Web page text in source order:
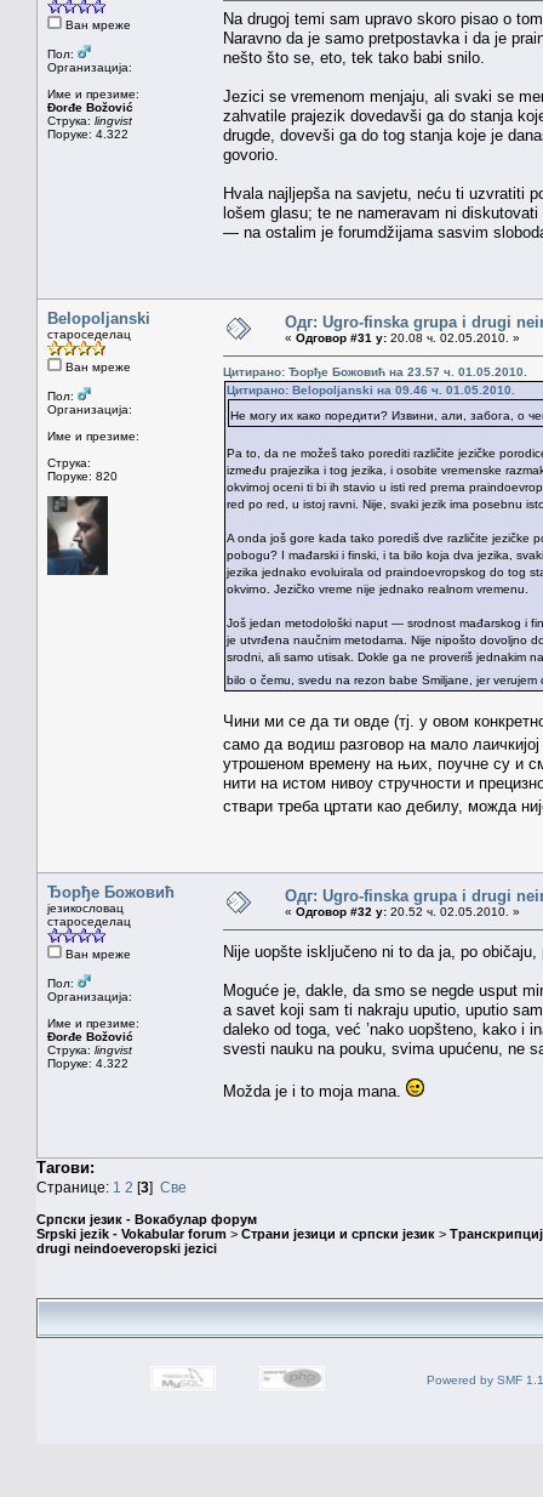
Ван мреже
Пол:
Организација:
Име и презиме:
Đorđe Božović
Струка: lingvist
Поруке: 4.322
Na drugoj temi sam upravo skoro pisao o
Naravno da je samo pretpostavka i da je
nešto što se, eto, tek tako babi snilo.
Jezici se vremenom menjaju, ali svaki se
zahvatile prajezik dovedavši ga do stanja
drugde, dovevši ga do tog stanja koje je
govorio.
Hvala najljepša na savjetu, neću ti uzvratiti
lošem glasu; te ne nameravam ni
— na ostalim je forumdžijama sasvim
Belopoljanski
староседелац
Ван мреже
Пол:
Организација:
Име и презиме:
Струка:
Поруке: 820
Одг: Ugro-finska grupa i drugi
« Одговор #31 у: 20.08 ч. 02.05.2010. »
Цитирано: Ђорђе Божовић на 23.57 ч. 01.05.2010.
Цитирано: Belopoljanski на 09.46 ч. 01.05.2010.
Не могу их како поредити? Извини, али, забога, о
Pa to, da ne možeš tako porediti različite jezičke
između prajezika i tog jezika, i osobite vremenske
okvirnoj oceni ti bi ih stavio u isti red prema
red po red, u istoj ravni. Nije, svaki jezik ima posebnu
A onda još gore kada tako porediš dve različite jezičke
pobogu? I mađarski i finski, i ta bilo koja dva jezika,
jezika jednako evoluirala od praindoevropskog do tog
okvirno. Jezičko vreme nije jednako realnom vremenu.
Još jedan metodološki naput — srodnost mađarskog i
je utvrđena naučnim metodama. Nije nipošto dovoljno
srodni, ali samo utisak. Dokle ga ne proveriš jednakim
bilo o čemu, svedu na rezon babe Smiljane, jer
Чини ми се да ти овде (тј. у овом
само да водиш разговор на мало
утрошеном времену на њих, поучне су и
нити на истом нивоу стручности и
ствари треба цртати као дебилу, можда
Ђорђе Божовић
језикословац
староседелац
Ван мреже
Пол:
Организација:
Име и презиме:
Đorđe Božović
Струка: lingvist
Поруке: 4.322
Одг: Ugro-finska grupa i drugi
« Одговор #32 у: 20.52 ч. 02.05.2010. »
Nije uopšte isključeno ni to da ja, po
Moguće je, dakle, da smo se negde usput
a savet koji sam ti nakraju uputio, uputio
daleko od toga, već ’nako uopšteno, kako i
svesti nauku na pouku, svima upućenu, ne
Možda je i to moja mana.
Тагови:
Странице: 1 2 [3] Све
Српски језик - Вокабулар форум
Srpski jezik - Vokabular forum > Страни језици и српски језик >
drugi neindoeveropski jezici
Powered by SMF